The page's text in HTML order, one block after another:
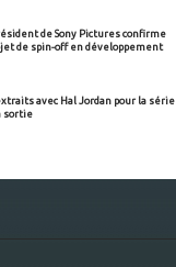
de Sony Pictures confirme
de spin-off en développement
avec Hal Jordan pour la série
sortie